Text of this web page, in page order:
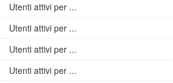
Utenti attivi per ...
Utenti attivi per ...
Utenti attivi per ...
Utenti attivi per ...